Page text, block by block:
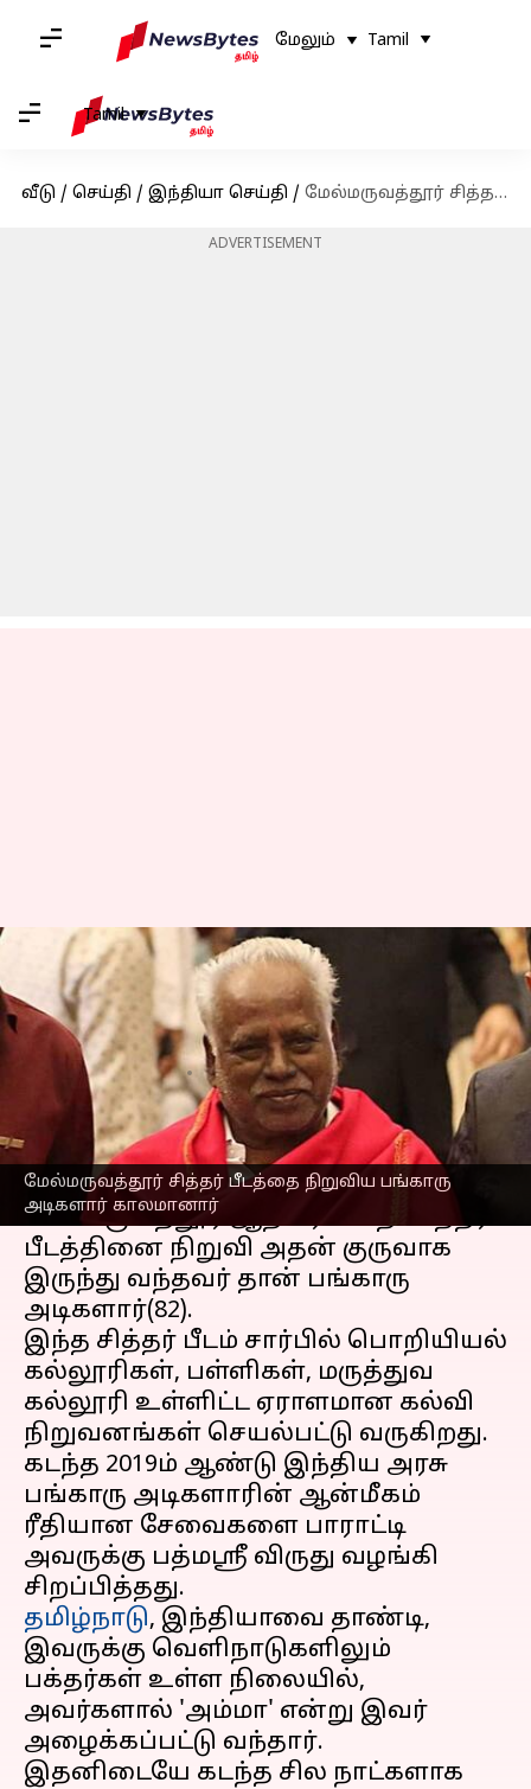
மேலும் Tamil
Tamil
வீடு / செய்தி / இந்தியா செய்தி / மேல்மருவத்தூர் சித்தர் பீடத்தை நிறுவிய பங்காரு அடிகளார் காலமானார்
ADVERTISEMENT
மேல்மருவத்தூர் சித்தர் பீடத்தை நிறுவிய பங்காரு
அடிகளார் காலமானார்
மேல்மருவத்தூர் சித்தர்
பீடத்தை நிறுவிய பங்காரு
அடிகளார் காலமானார்
எழுதியவர் Nivetha P Oct 19, 2023 06:49 pm
செய்தி முன்னோட்டம்
செங்கல்பட்டுமாவட்டம்
மேல்மருவத்தூர் ஆதிபராசக்தி சித்தர்
பீடத்தினை நிறுவி அதன் குருவாக
இருந்து வந்தவர் தான் பங்காரு
அடிகளார்(82).
இந்த சித்தர் பீடம் சார்பில் பொறியியல்
கல்லூரிகள், பள்ளிகள், மருத்துவ
கல்லூரி உள்ளிட்ட ஏராளமான கல்வி
நிறுவனங்கள் செயல்பட்டு வருகிறது.
கடந்த 2019ம் ஆண்டு இந்திய அரசு
பங்காரு அடிகளாரின் ஆன்மீகம்
ரீதியான சேவைகளை பாராட்டி
அவருக்கு பத்மஸ்ரீ விருது வழங்கி
தமிழ்நாடு, இந்தியாவை தாண்டி,
இவருக்கு வெளிநாடுகளிலும்
பக்தர்கள் உள்ள நிலையில்,
அவர்களால் 'அம்மா' என்று இவர்
அழைக்கப்பட்டு வந்தார்.
இதனிடையே கடந்த சில நாட்களாக